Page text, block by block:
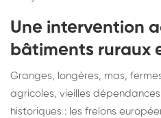
Une intervention
bâtiments ruraux
Granges, longères, mas,
agricoles, vieilles
historiques : les frelons